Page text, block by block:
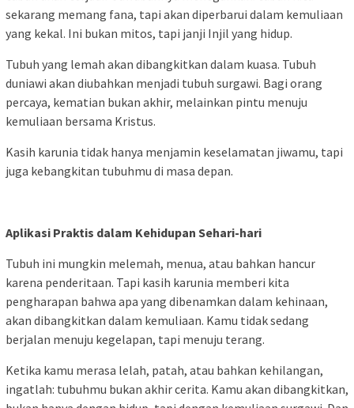
sekarang memang fana, tapi akan diperbarui dalam kemuliaan
yang kekal. Ini bukan mitos, tapi janji Injil yang hidup.
Tubuh yang lemah akan dibangkitkan dalam kuasa. Tubuh
duniawi akan diubahkan menjadi tubuh surgawi. Bagi orang
percaya, kematian bukan akhir, melainkan pintu menuju
kemuliaan bersama Kristus.
Kasih karunia tidak hanya menjamin keselamatan jiwamu, tapi
juga kebangkitan tubuhmu di masa depan.
Aplikasi Praktis dalam Kehidupan Sehari-hari
Tubuh ini mungkin melemah, menua, atau bahkan hancur
karena penderitaan. Tapi kasih karunia memberi kita
pengharapan bahwa apa yang dibenamkan dalam kehinaan,
akan dibangkitkan dalam kemuliaan. Kamu tidak sedang
berjalan menuju kegelapan, tapi menuju terang.
Ketika kamu merasa lelah, patah, atau bahkan kehilangan,
ingatlah: tubuhmu bukan akhir cerita. Kamu akan dibangkitkan,